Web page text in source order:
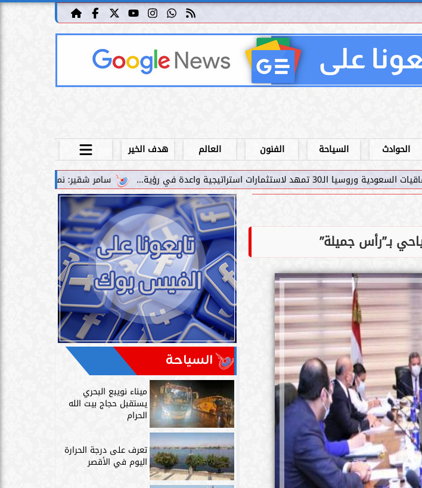
الحوادث السياحة الفنون العالم
هدف الخير
سامر شقير: نمو صناديق الاستثمار الخاصة دليل
واعدة في رؤية...
بـ”رأس جميلة”
السياحة
ميناء نويبع البحري
يستقبل حجاج بيت الله
الحرام
تعرف على درجة الحرارة
اليوم في الأقصر